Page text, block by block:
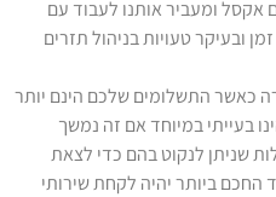
אקסל ומעביר אותנו לעבוד עם
ובעיקר טעויות בניהול תזרים
כאשר התשלומים שלכם הינם יותר
בעייתי במיוחד אם זה נמשך
שניתן לנקוט בהם כדי לצאת
החכם ביותר יהיה לקחת שירותי